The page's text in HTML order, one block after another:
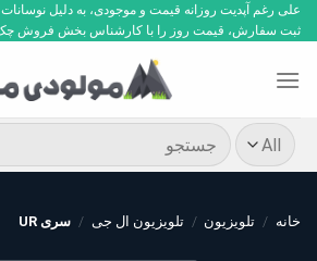
Skip
to
علی رغم آپدیت روزانه قیمت و موجودی، به دلیل نوسانات
ثبت سفارش، قیمت روز را با کارشناس بخش فروش چک کنید.
جستجو
برای:
خانه / تلویزیون / تلویزیون ال جی / سری UR